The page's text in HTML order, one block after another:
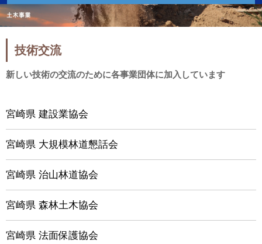
技術交流
新しい技術の交流のために各事業団体に加入しています
宮崎県 建設業協会
宮崎県 大規模林道懇話会
宮崎県 治山林道協会
宮崎県 森林土木協会
宮崎県 法面保護協会